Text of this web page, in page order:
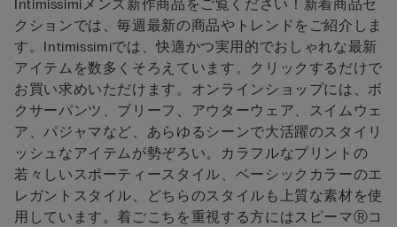
Intimissimiメンズ新作商品をご覧ください！新着商品セ
クションでは、毎週最新の商品やトレンドをご紹介しま
す。Intimissimiでは、快適かつ実用的でおしゃれな最新
アイテムを数多くそろえています。クリックするだけで
お買い求めいただけます。オンラインショップには、ボ
クサーパンツ、ブリーフ、アウターウェア、スイムウェ
ア、パジャマなど、あらゆるシーンで大活躍のスタイリ
ッシュなアイテムが勢ぞろい。カラフルなプリントの
若々しいスポーティースタイル、ベーシックカラーのエ
レガントスタイル、どちらのスタイルも上質な素材を使
用しています。着ごこちを重視する方にはスピーマⓇコ